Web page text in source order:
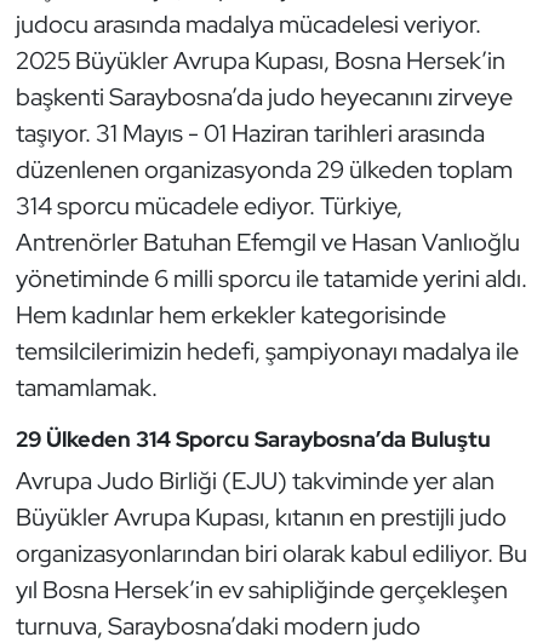
judocu arasında madalya mücadelesi veriyor.
2025 Büyükler Avrupa Kupası, Bosna Hersek’in
başkenti Saraybosna’da judo heyecanını zirveye
taşıyor. 31 Mayıs - 01 Haziran tarihleri arasında
düzenlenen organizasyonda 29 ülkeden toplam
314 sporcu mücadele ediyor. Türkiye,
Antrenörler Batuhan Efemgil ve Hasan Vanlıoğlu
yönetiminde 6 milli sporcu ile tatamide yerini aldı.
Hem kadınlar hem erkekler kategorisinde
temsilcilerimizin hedefi, şampiyonayı madalya ile
tamamlamak.
29 Ülkeden 314 Sporcu Saraybosna’da Buluştu
Avrupa Judo Birliği (EJU) takviminde yer alan
Büyükler Avrupa Kupası, kıtanın en prestijli judo
organizasyonlarından biri olarak kabul ediliyor. Bu
yıl Bosna Hersek’in ev sahipliğinde gerçekleşen
turnuva, Saraybosna’daki modern judo
Eskrim
Futbol
Futsal
Genel
Golf
Güreş
Halter
Hava Sporları
Hentbol
İşitme Engelli Sporcular